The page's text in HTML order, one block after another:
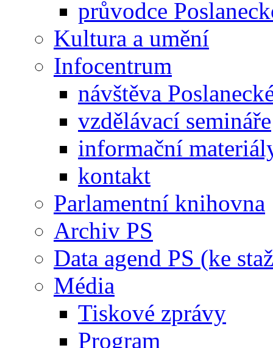
průvodce
Kultura a umění
Infocentrum
návštěva
vzdělávací semináře
informační
kontakt
Parlamentní knihovna
Archiv PS
Data agend PS (ke
Média
Tiskové zprávy
Program